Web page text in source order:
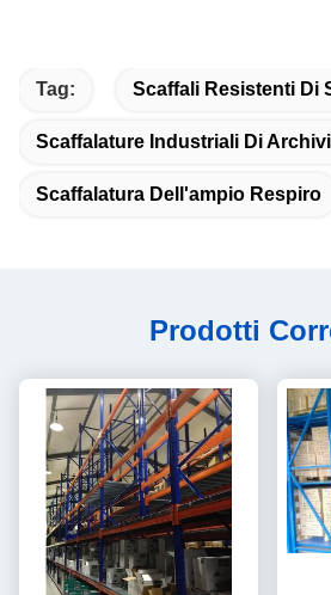
Tag: Scaffali Resistenti Di
Scaffalature Industriali Di
Scaffalatura Dell'ampio Respiro
Prodotti